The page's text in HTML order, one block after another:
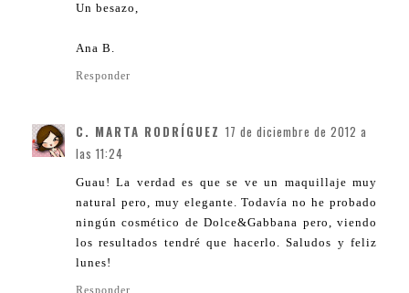
Un besazo,
Ana B.
Responder
C. MARTA RODRÍGUEZ 17 de diciembre de 2012 a
las 11:24
Guau! La verdad es que se ve un maquillaje muy
natural pero, muy elegante. Todavía no he probado
ningún cosmético de Dolce&Gabbana pero, viendo
los resultados tendré que hacerlo. Saludos y feliz
lunes!